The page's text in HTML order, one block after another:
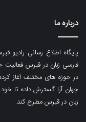
درباره ما
پایگاه اطلاع رسانی رادیو
جهان آرا گسترش داده تا
زبان در قبرس مطرح کند.